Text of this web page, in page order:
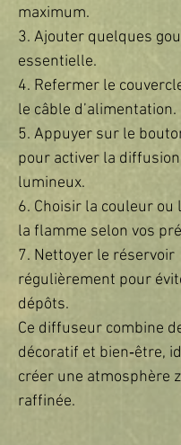
maximum.
3. Ajouter quelques
essentielle.
4. Refermer le
le câble d’alimentation.
5. Appuyer sur le
pour activer la
lumineux.
6. Choisir la couleur ou
la flamme selon vos
7. Nettoyer le réservoir
régulièrement pour
dépôts.
Ce diffuseur combine
décoratif et bien‑être,
créer une atmosphère
raffinée.